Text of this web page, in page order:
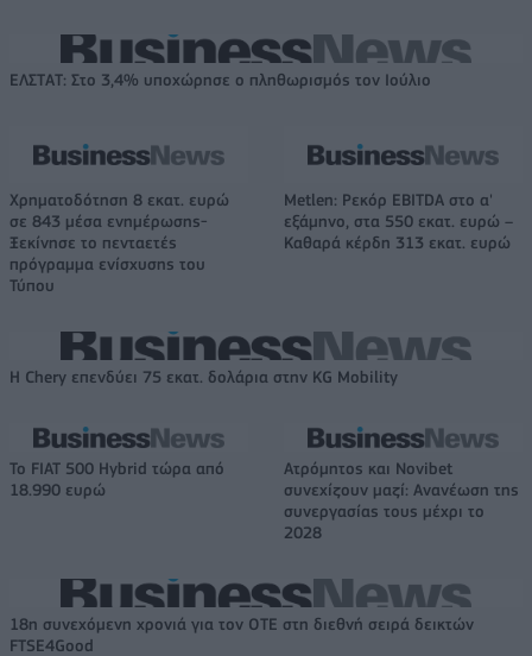
ΕΛΣΤΑΤ: Στο 3,4% υποχώρησε ο πληθωρισμός τον Ιούλιο
Χρηματοδότηση 8 εκατ. ευρώ
σε 843 μέσα ενημέρωσης-
Ξεκίνησε το πενταετές
πρόγραμμα ενίσχυσης του
Τύπου
Metlen: Ρεκόρ EBITDA στο α'
εξάμηνο, στα 550 εκατ. ευρώ –
Καθαρά κέρδη 313 εκατ. ευρώ
Η Chery επενδύει 75 εκατ. δολάρια στην KG Mobility
Το FIAT 500 Hybrid τώρα από
18.990 ευρώ
Ατρόμητος και Novibet
συνεχίζουν μαζί: Ανανέωση της
συνεργασίας τους μέχρι το
2028
18η συνεχόμενη χρονιά για τον ΟΤΕ στη διεθνή σειρά δεικτών
FTSE4Good